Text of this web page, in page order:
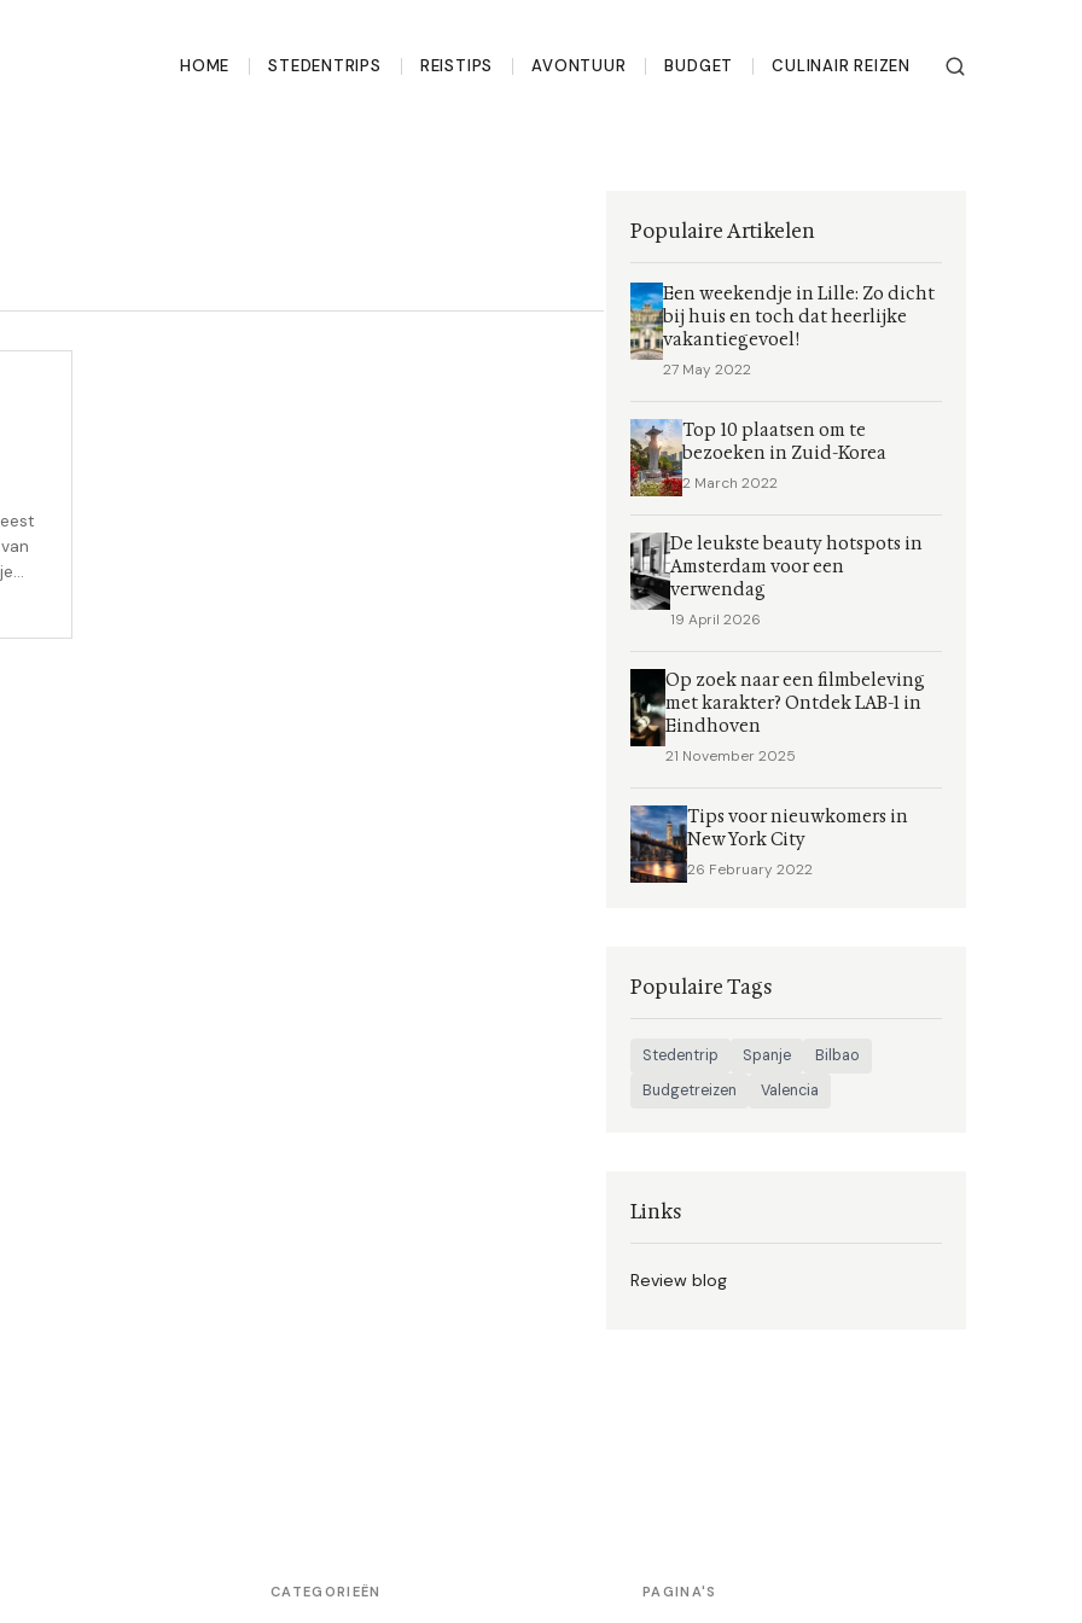
HOME STEDENTRIPS REISTIPS AVONTUUR BUDGET CULINAIR REIZEN
Populaire Artikelen
Een weekendje in Lille: Zo dicht
bij huis en toch dat heerlijke
vakantiegevoel!
27 May 2022
Top 10 plaatsen om te
bezoeken in Zuid-Korea
2 March 2022
De leukste beauty hotspots in
Amsterdam voor een
verwendag
19 April 2026
Op zoek naar een filmbeleving
met karakter? Ontdek LAB-1 in
Eindhoven
21 November 2025
Tips voor nieuwkomers in
New York City
26 February 2022
Populaire Tags
Stedentrip Spanje
Bilbao
Budgetreizen
Valencia
Links
Review blog
CATEGORIEËN PAGINA'S